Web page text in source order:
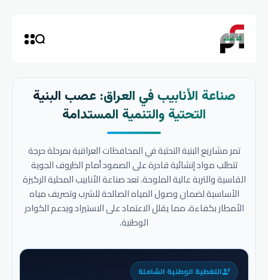
صناعة الأنابيب في العراق: عصب البنية
التحتية والتنمية المستدامة
تمر مشاريع البنية التحتية في المحافظات العراقية بمرحلة حرجة
تتطلب مواد إنشائية قادرة على الصمود أمام الظروف الجوية
القاسية والتربة عالية الملوحة. تعد صناعة الأنابيب المحلية الركيزة
الأساسية لضمان وصول المياه الصالحة للشرب وتصريف مياه
الأمطار بكفاءة، مما يقلل الاعتماد على الاستيراد ويدعم الكوادر
الوطنية.
engineeringالتغطية الوطنية الشاملة